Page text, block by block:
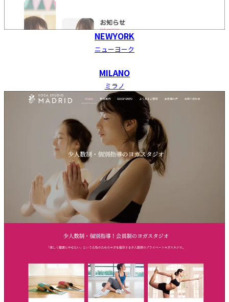
NEWYORK
ニューヨーク
MILANO
ミラノ